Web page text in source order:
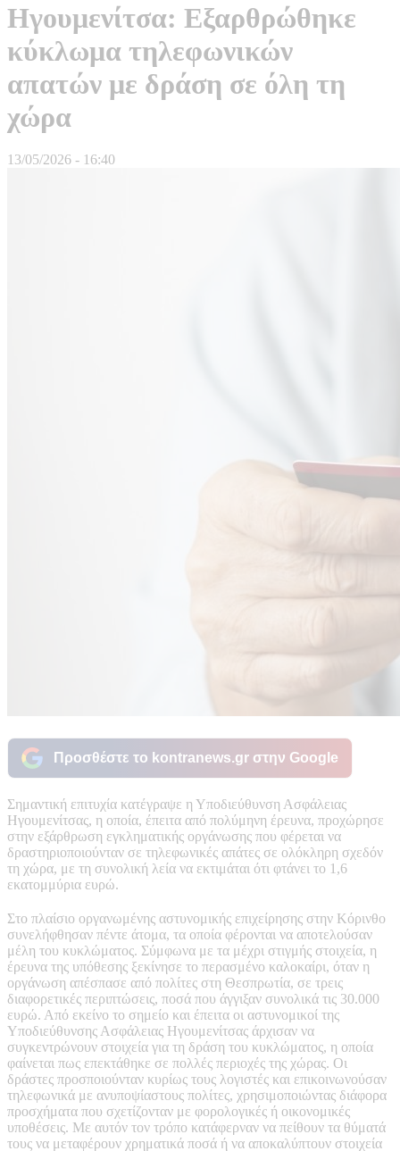
Ηγουμενίτσα: Εξαρθρώθηκε
κύκλωμα τηλεφωνικών
απατών με δράση σε όλη τη
χώρα
13/05/2026 - 16:40
Προσθέστε το kontranews.gr στην Google
Σημαντική επιτυχία κατέγραψε η Υποδιεύθυνση Ασφάλειας
Ηγουμενίτσας, η οποία, έπειτα από πολύμηνη έρευνα, προχώρησε
στην εξάρθρωση εγκληματικής οργάνωσης που φέρεται να
δραστηριοποιούνταν σε τηλεφωνικές απάτες σε ολόκληρη σχεδόν
τη χώρα, με τη συνολική λεία να εκτιμάται ότι φτάνει το 1,6
εκατομμύρια ευρώ.
Στο πλαίσιο οργανωμένης αστυνομικής επιχείρησης στην Κόρινθο
συνελήφθησαν πέντε άτομα, τα οποία φέρονται να αποτελούσαν
μέλη του κυκλώματος. Σύμφωνα με τα μέχρι στιγμής στοιχεία, η
έρευνα της υπόθεσης ξεκίνησε το περασμένο καλοκαίρι, όταν η
οργάνωση απέσπασε από πολίτες στη Θεσπρωτία, σε τρεις
διαφορετικές περιπτώσεις, ποσά που άγγιξαν συνολικά τις 30.000
ευρώ. Από εκείνο το σημείο και έπειτα οι αστυνομικοί της
Υποδιεύθυνσης Ασφάλειας Ηγουμενίτσας άρχισαν να
συγκεντρώνουν στοιχεία για τη δράση του κυκλώματος, η οποία
φαίνεται πως επεκτάθηκε σε πολλές περιοχές της χώρας. Οι
δράστες προσποιούνταν κυρίως τους λογιστές και επικοινωνούσαν
τηλεφωνικά με ανυποψίαστους πολίτες, χρησιμοποιώντας διάφορα
προσχήματα που σχετίζονταν με φορολογικές ή οικονομικές
υποθέσεις. Με αυτόν τον τρόπο κατάφερναν να πείθουν τα θύματά
τους να μεταφέρουν χρηματικά ποσά ή να αποκαλύπτουν στοιχεία